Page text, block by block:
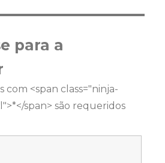
para a
com <span class="ninja-
span> são requeridos